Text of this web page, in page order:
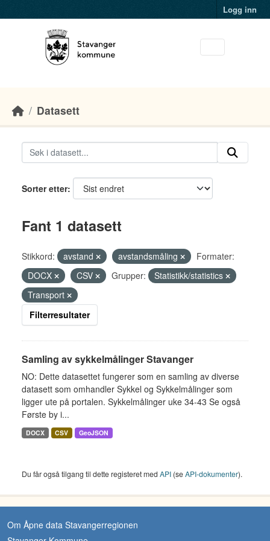
Logg inn
Datasett
Sorter etter
Fant 1 datasett
Stikkord: avstand avstandsmåling
Formater:
DOCX
CSV Grupper:
Statistikk/statistics
Transport
Filterresultater
Samling av sykkelmålinger Stavanger
NO: Dette datasettet fungerer som en samling av diverse
datasett som omhandler Sykkel og Sykkelmålinger som
ligger ute på portalen. Sykkelmålinger uke 34-43 Se også
Første by i...
DOCX CSV GeoJSON
Du får også tilgang til dette registeret med API (seAPI-dokumenter).
Om Åpne data Stavangerregionen